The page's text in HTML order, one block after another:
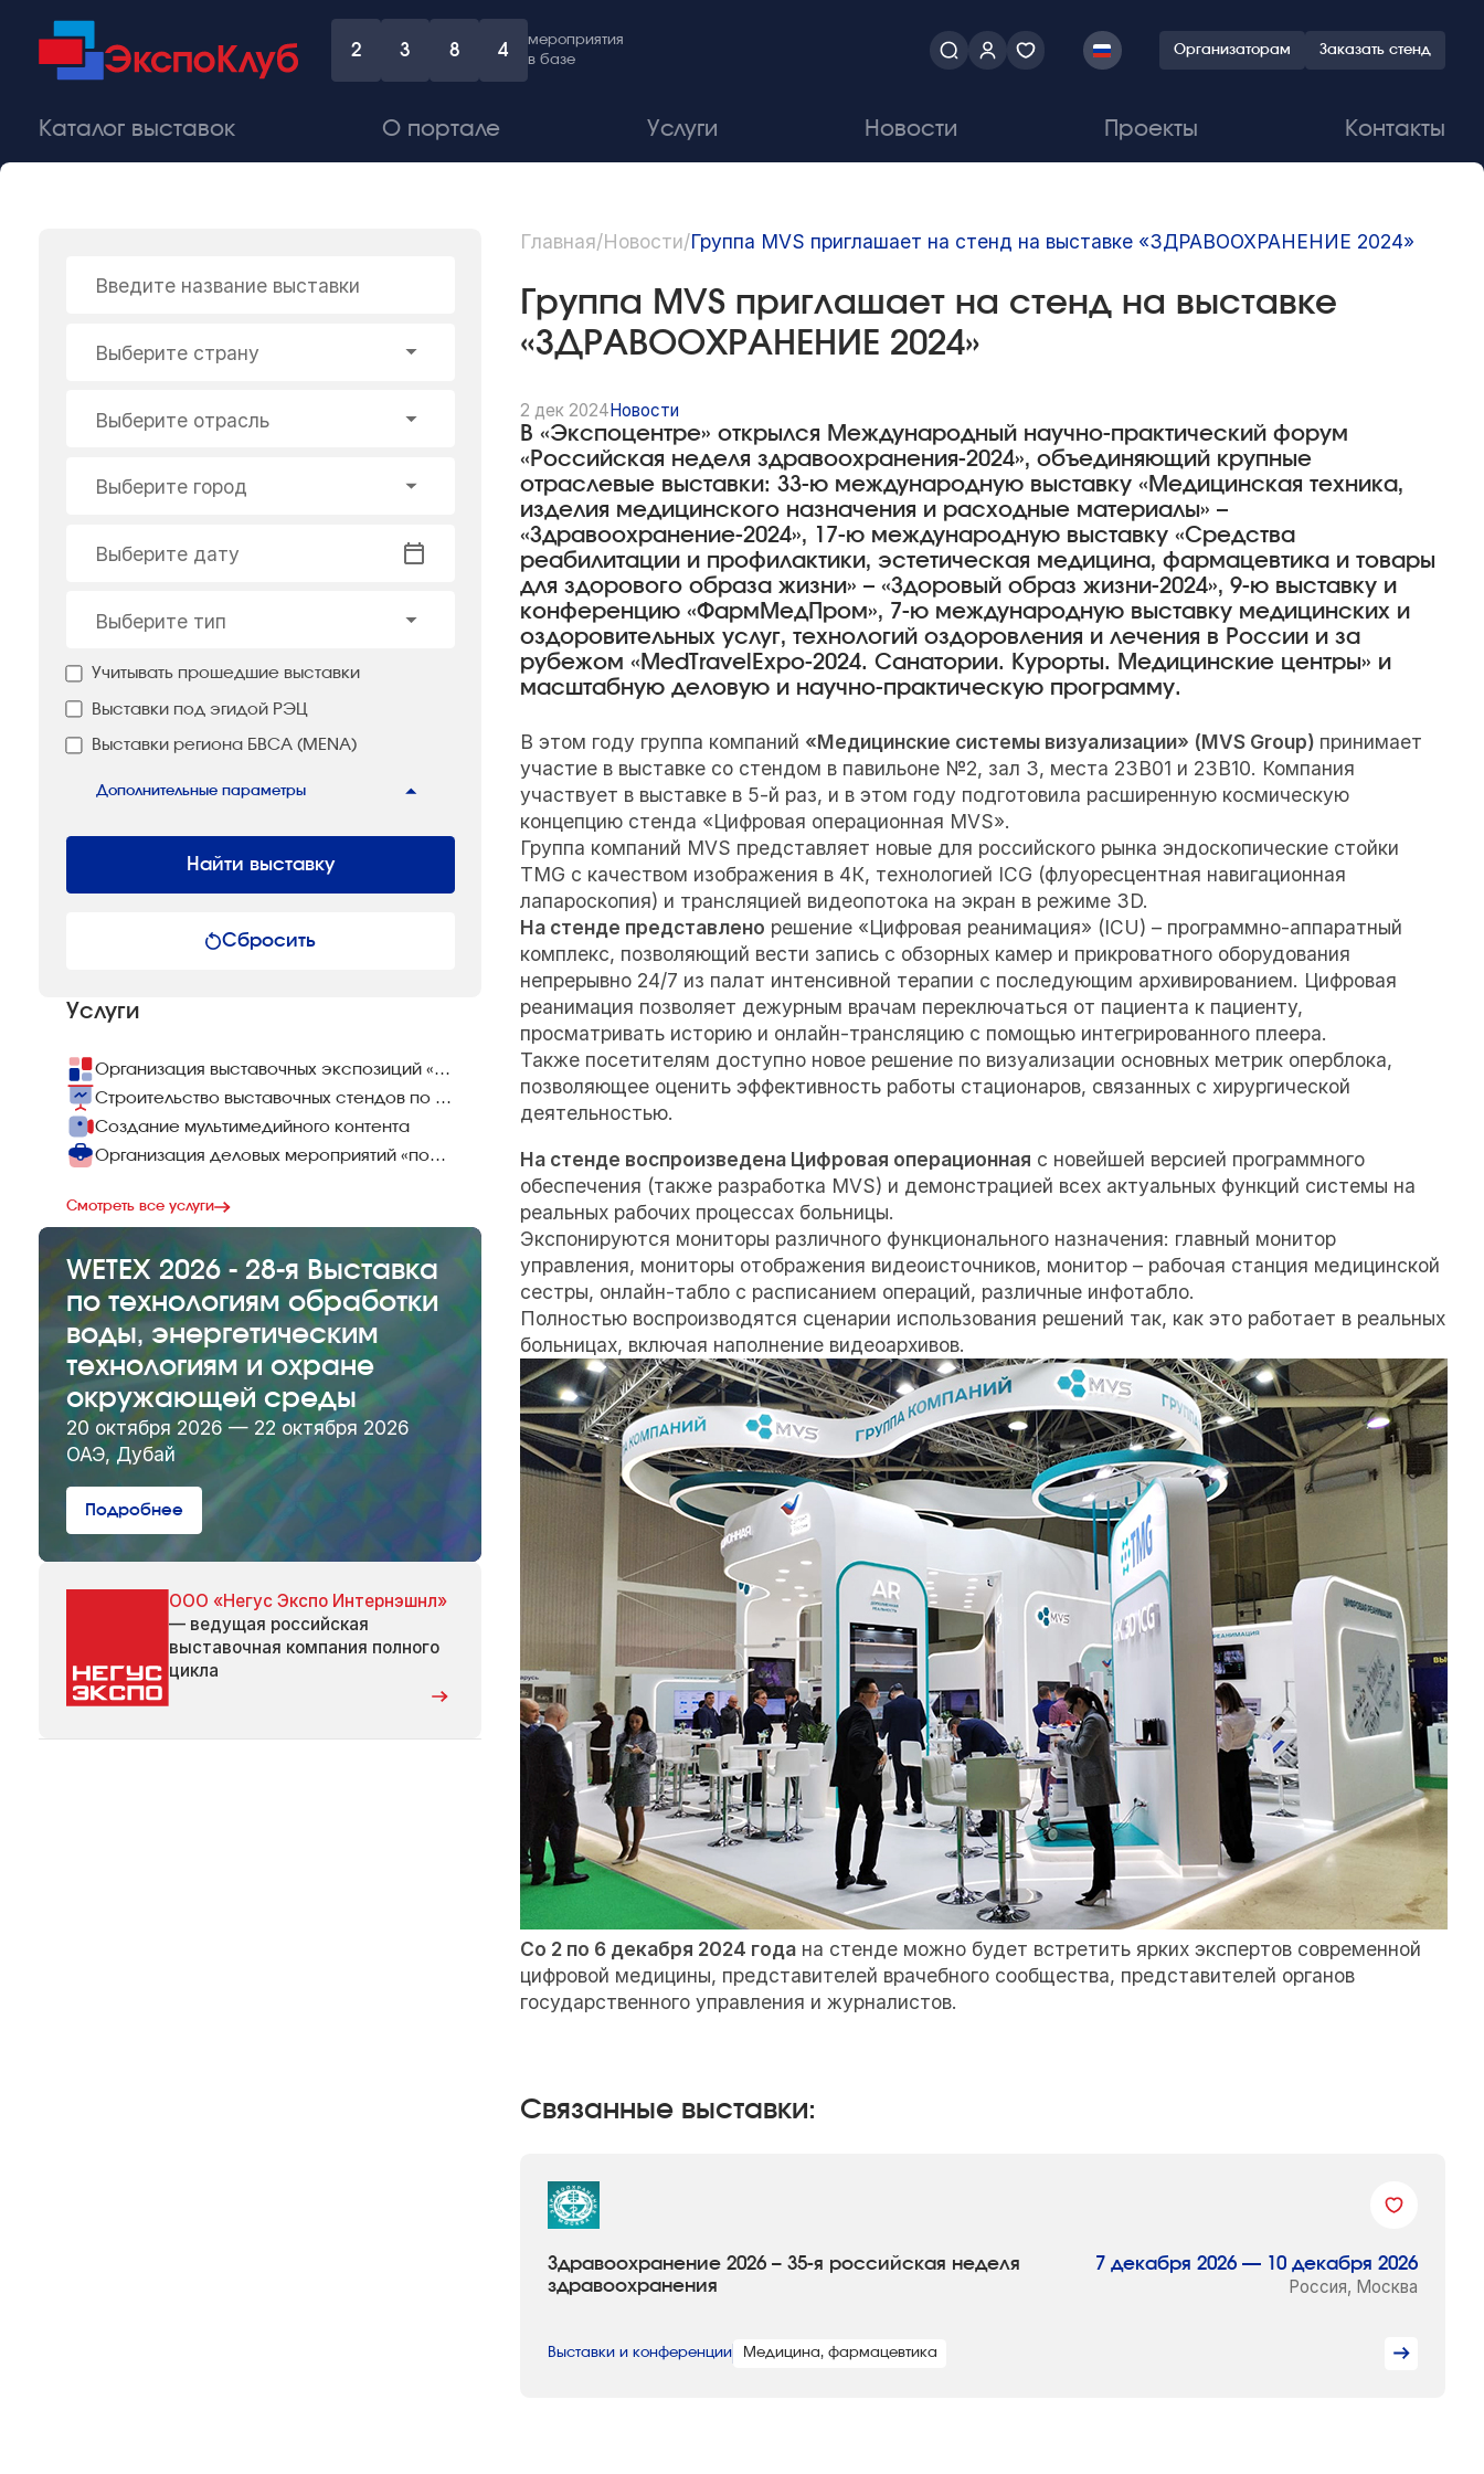
2 3 8 4
мероприятия
в базе
Организаторам Заказать стенд
Каталог выставок О портале Услуги Новости Проекты Контакты
Введите название выставки
Выберите страну
Выберите отрасль
Выберите город
Выберите дату
Выберите тип
Учитывать прошедшие выставки
Выставки под эгидой РЭЦ
Выставки региона БВСА (MENA)
Дополнительные параметры
Найти выставку
Сбросить
Услуги
Организация выставочных экспозиций «под ключ»
Строительство выставочных стендов по всему миру
Создание мультимедийного контента
Организация деловых мероприятий «под ключ»
Смотреть все услуги
WETEX 2026 - 28-я Выставка
по технологиям обработки
воды, энергетическим
технологиям и охране
окружающей среды
20 октября 2026 — 22 октября 2026
ОАЭ, Дубай
Подробнее
ООО «Негус Экспо Интернэшнл»
— ведущая российская
выставочная компания полного
цикла
Главная/Новости/Группа MVS приглашает на стенд на выставке «ЗДРАВООХРАНЕНИЕ 2024»
Группа MVS приглашает на стенд на выставке
«ЗДРАВООХРАНЕНИЕ 2024»
2 дек 2024 Новости
В «Экспоцентре» открылся Международный научно-практический форум
«Российская неделя здравоохранения-2024», объединяющий крупные
отраслевые выставки: 33-ю международную выставку « Медицинская техника,
изделия медицинского назначения и расходные материалы» –
«Здравоохранение-2024», 17-ю международную выставку «Средства
реабилитации и профилактики, эстетическая медицина, фармацевтика и товары
для здорового образа жизни» – «Здоровый образ жизни-2024», 9-ю выставку и
конференцию «ФармМедПром», 7-ю международную выставку медицинских и
оздоровительных услуг, технологий оздоровления и лечения в России и за
рубежом « MedTravelExpo-2024. Санатории. Курорты. Медицинские центры» и
масштабную деловую и научно-практическую программу.
В этом году группа компаний «Медицинские системы визуализации» (MVS Group) принимает
участие в выставке со стендом в павильоне №2, зал 3, места 23B01 и 23B10. Компания
участвует в выставке в 5-й раз, и в этом году подготовила расширенную космическую
концепцию стенда «Цифровая операционная MVS».
Группа компаний MVS представляет новые для российского рынка эндоскопические стойки
TMG с качеством изображения в 4К, технологией ICG (флуоресцентная навигационная
лапароскопия) и трансляцией видеопотока на экран в режиме 3D.
На стенде представлено решение «Цифровая реанимация» (ICU) – программно-аппаратный
комплекс, позволяющий вести запись с обзорных камер и прикроватного оборудования
непрерывно 24/7 из палат интенсивной терапии с последующим архивированием. Цифровая
реанимация позволяет дежурным врачам переключаться от пациента к пациенту,
просматривать историю и онлайн-трансляцию с помощью интегрированного плеера.
Также посетителям доступно новое решение по визуализации основных метрик оперблока,
позволяющее оценить эффективность работы стационаров, связанных с хирургической
деятельностью.
На стенде воспроизведена Цифровая операционная с новейшей версией программного
обеспечения (также разработка MVS) и демонстрацией всех актуальных функций системы на
реальных рабочих процессах больницы.
Экспонируются мониторы различного функционального назначения: главный монитор
управления, мониторы отображения видеоисточников, монитор – рабочая станция медицинской
сестры, онлайн-табло с расписанием операций, различные инфотабло.
Полностью воспроизводятся сценарии использования решений так, как это работает в реальных
больницах, включая наполнение видеоархивов.
Со 2 по 6 декабря 2024 года на стенде можно будет встретить ярких экспертов современной
цифровой медицины, представителей врачебного сообщества, представителей органов
государственного управления и журналистов.
Связанные выставки:
Здравоохранение 2026 – 35-я российская неделя
здравоохранения
7 декабря 2026 — 10 декабря 2026
Россия, Москва
Выставки и конференции Медицина, фармацевтика